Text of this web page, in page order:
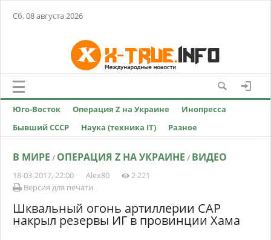
Сб, 08 августа 2026
Юго-Восток Операция Z на Украине
Инопресса
Бывший СССР
Наука (техника IT) Разное
В МИРЕ / ОПЕРАЦИЯ Z НА УКРАИНЕ / ВИДЕО
18-03-2017, 22:00 Alex80
2 221
Версия для печати
Шквальный огонь артиллерии САР
накрыл резервы ИГ в провинции Хама